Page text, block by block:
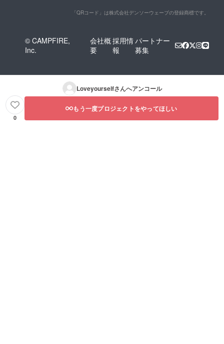
「QRコード」は株式会社デンソーウェーブの登録商標です。
© CAMPFIRE,
Inc.
会社概
要
採用情
報
パートナー
募集
Loveyourselfさんへアンコール
0
もう一度プロジェクトをやってほしい